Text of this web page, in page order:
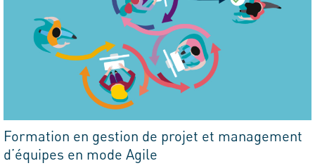
Formation en gestion de projet et management
d’équipes en mode Agile